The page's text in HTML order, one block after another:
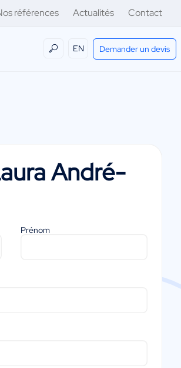
références Actualités Contact
EN Demander un devis
André-
Prénom